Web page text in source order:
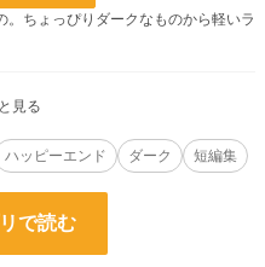
ちょっぴりダークなものから軽いラ
ハッピーエンド ダーク 短編集
で読む